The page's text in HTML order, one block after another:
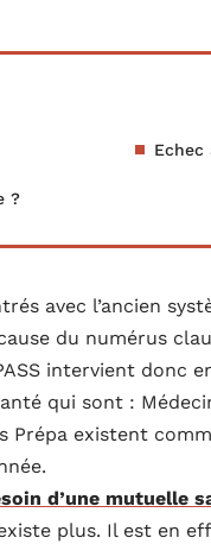
Echec
?
avec l’ancien
du numérus
intervient donc
qui sont :
Prépa existent
d’une mutuelle
plus. Il est en